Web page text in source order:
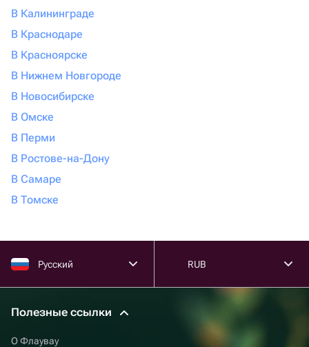
В Калининграде
В Краснодаре
В Красноярске
В Нижнем Новгороде
В Новосибирске
В Омске
В Перми
В Ростове-на-Дону
В Самаре
В Томске
Русский RUB
Полезные ссылки
О Флаувау